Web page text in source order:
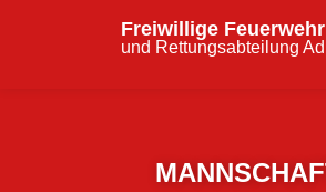
Freiwillige Feuerwehr
und Rettungsabteilung